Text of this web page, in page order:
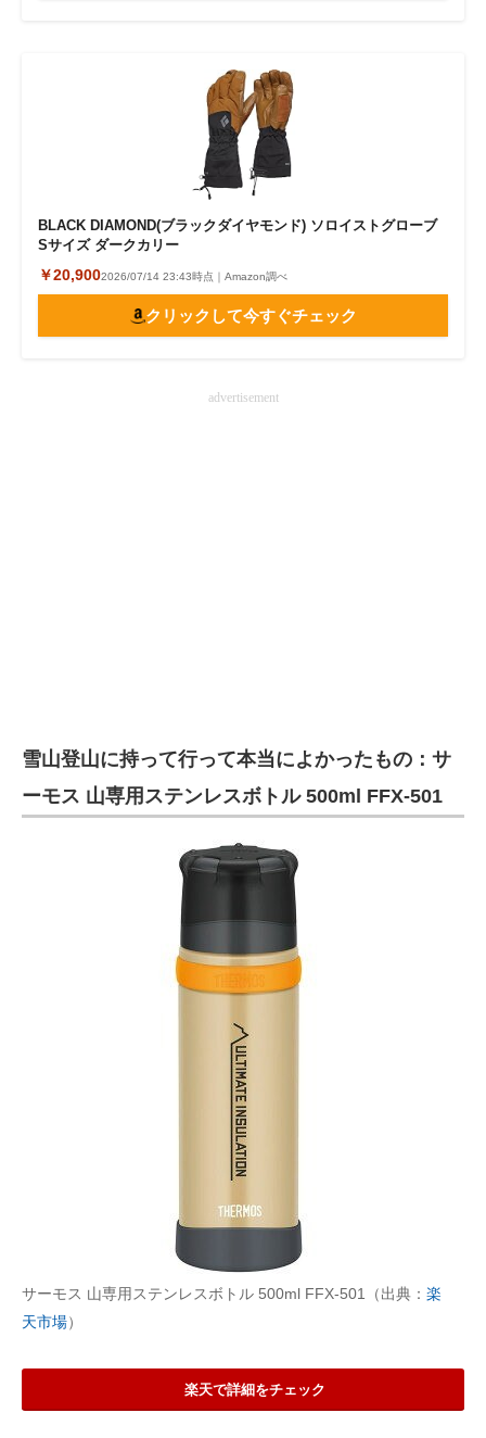
BLACK DIAMOND(ブラックダイヤモンド) ソロイストグローブ
Sサイズ ダークカリー
￥20,9002026/07/14 23:43時点｜Amazon調べ
クリックして今すぐチェック
advertisement
雪山登山に持って行って本当によかったもの：サ
ーモス 山専用ステンレスボトル 500ml FFX-501
サーモス 山専用ステンレスボトル 500ml FFX-501（出典： 楽
天市場）
楽天で詳細をチェック